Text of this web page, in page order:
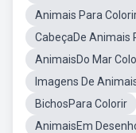
Animais Para
CabeçaDe Animais
AnimaisDo Mar
Imagens De
BichosPara Colorir
AnimaisEm